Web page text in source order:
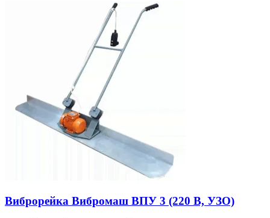
Виброрейка Вибромаш ВПУ 3 (220 В, УЗО)